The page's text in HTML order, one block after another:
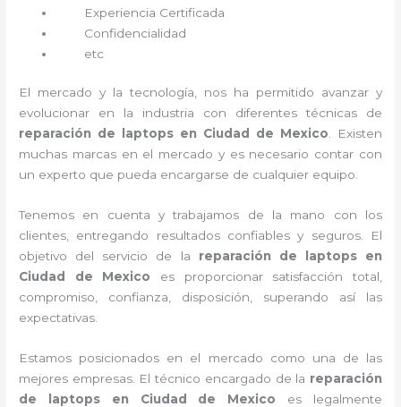
Experiencia Certificada
Confidencialidad
etc
El mercado y la tecnología, nos ha permitido avanzar y
evolucionar en la industria con diferentes técnicas de
reparación de laptops en Ciudad de Mexico . Existen
muchas marcas en el mercado y es necesario contar con
un experto que pueda encargarse de cualquier equipo.
Tenemos en cuenta y trabajamos de la mano con los
clientes, entregando resultados confiables y seguros. El
objetivo del servicio de la reparación de laptops en
Ciudad de Mexico es proporcionar satisfacción total,
compromiso, confianza, disposición, superando así las
expectativas.
Estamos posicionados en el mercado como una de las
mejores empresas. El técnico encargado de la reparación
de laptops en Ciudad de Mexico es legalmente